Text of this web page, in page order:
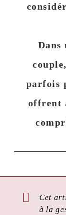
Dans
parfois
offrent
Cet
à la